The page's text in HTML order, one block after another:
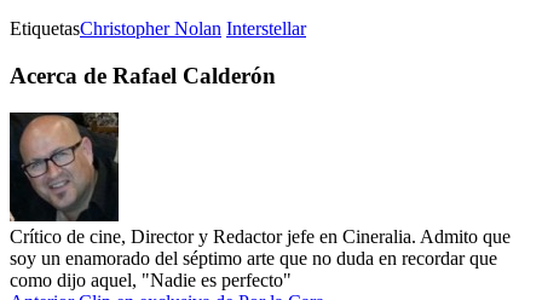
EtiquetasChristopher Nolan Interstellar
Acerca de Rafael Calderón
Crítico de cine, Director y Redactor jefe en Cineralia. Admito que
soy un enamorado del séptimo arte que no duda en recordar que
como dijo aquel, "Nadie es perfecto"